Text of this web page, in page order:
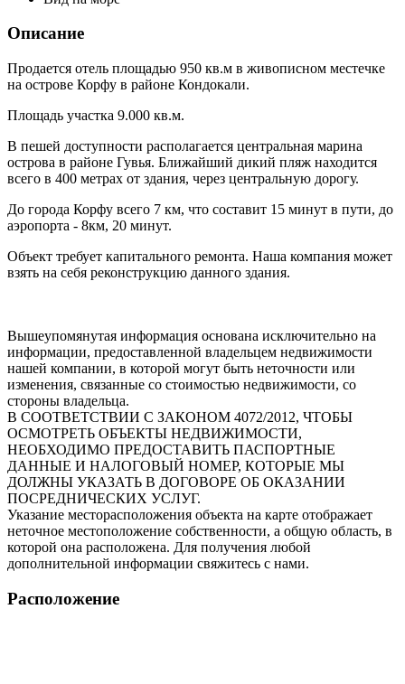
Описание
Продается отель площадью 950 кв.м в живописном местечке
на острове Корфу в районе Кондокали.
Площадь участка 9.000 кв.м.
В пешей доступности располагается центральная марина
острова в районе Гувья. Ближайший дикий пляж находится
всего в 400 метрах от здания, через центральную дорогу.
До города Корфу всего 7 км, что составит 15 минут в пути, до
аэропорта - 8км, 20 минут.
Объект требует капитального ремонта. Наша компания может
взять на себя реконструкцию данного здания.
Вышеупомянутая информация основана исключительно на
информации, предоставленной владельцем недвижимости
нашей компании, в которой могут быть неточности или
изменения, связанные со стоимостью недвижимости, со
стороны владельца.
В СООТВЕТСТВИИ С ЗАКОНОМ 4072/2012, ЧТОБЫ
ОСМОТРЕТЬ ОБЪЕКТЫ НЕДВИЖИМОСТИ,
НЕОБХОДИМО ПРЕДОСТАВИТЬ ПАСПОРТНЫЕ
ДАННЫЕ И НАЛОГОВЫЙ НОМЕР, КОТОРЫЕ МЫ
ДОЛЖНЫ УКАЗАТЬ В ДОГОВОРЕ ОБ ОКАЗАНИИ
ПОСРЕДНИЧЕСКИХ УСЛУГ.
Указание месторасположения объекта на карте отображает
неточное местоположение собственности, а общую область, в
которой она расположена. Для получения любой
дополнительной информации свяжитесь с нами.
Расположение